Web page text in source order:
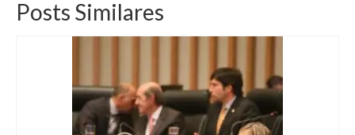
Posts Similares